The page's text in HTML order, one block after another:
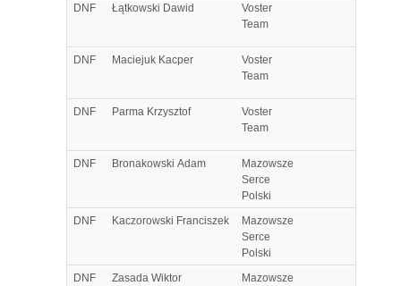
DNF Łątkowski Dawid
Voster
Team
DNF Maciejuk Kacper
Voster
Team
DNF Parma Krzysztof
Voster
Team
DNF Bronakowski Adam
Mazowsze
Serce
Polski
DNF
Kaczorowski Franciszek
Mazowsze
Serce
Polski
DNF
Zasada Wiktor
Mazowsze